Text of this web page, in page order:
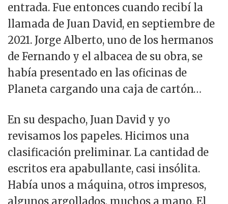
entrada. Fue entonces cuando recibí la
llamada de Juan David, en septiembre de
2021. Jorge Alberto, uno de los hermanos
de Fernando y el albacea de su obra, se
había presentado en las oficinas de
Planeta cargando una caja de cartón…
En su despacho, Juan David y yo
revisamos los papeles. Hicimos una
clasificación preliminar. La cantidad de
escritos era apabullante, casi insólita.
Había unos a máquina, otros impresos,
algunos argollados, muchos a mano. El